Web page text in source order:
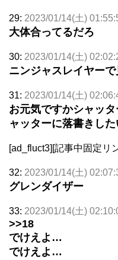
29: 2023/01/14(土)
大体合ってるだろ
30: 2023/01/14(土)
ニンジャスレイヤーで
31: 2023/01/14(土)
お元気ですかシャッ
ャッターに落書きした
[ad_fluct3][記事中固定リ
32: 2023/01/14(土)
グレンダイザー
33: 2023/01/14(土)
>>18
でけえよ…
でけえよ…